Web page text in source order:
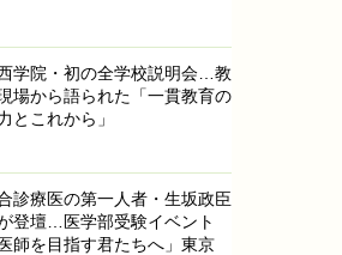
学院・初の全学校説明会…教
場から語られた「一貫教育の
とこれから」
診療医の第一人者・生坂政臣
登壇…医学部受験イベント
医師を目指す君たちへ」東京